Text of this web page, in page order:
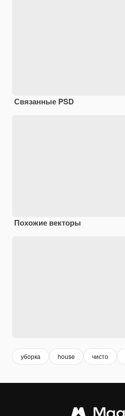
Связанные PSD
Похожие векторы
уборка house чисто